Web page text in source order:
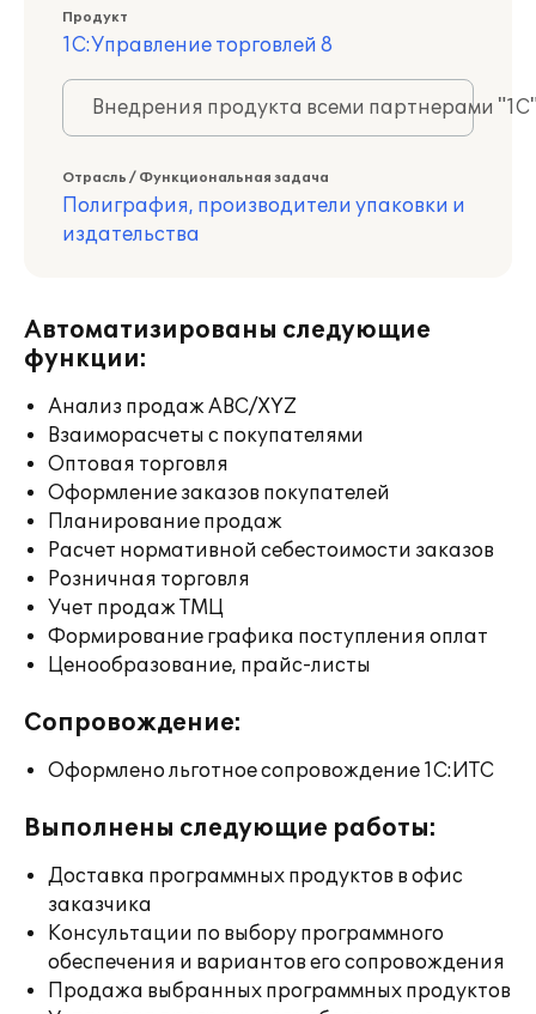
Продукт
1С:Управление торговлей 8
Внедрения продукта всеми партнерами
Отрасль / Функциональная задача
Полиграфия, производители упаковки и
издательства
Автоматизированы следующие
функции:
Анализ продаж ABC/XYZ
Взаиморасчеты с покупателями
Оптовая торговля
Оформление заказов покупателей
Планирование продаж
Расчет нормативной себестоимости заказов
Розничная торговля
Учет продаж ТМЦ
Формирование графика поступления оплат
Ценообразование, прайс-листы
Сопровождение:
Оформлено льготное сопровождение 1С:ИТС
Выполнены следующие работы:
Доставка программных продуктов в офис
заказчика
Консультации по выбору программного
обеспечения и вариантов его сопровождения
Продажа выбранных программных продуктов